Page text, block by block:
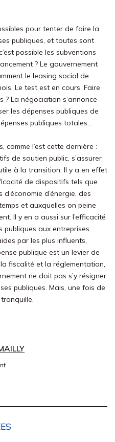
pour tenter de faire la
publiques, et toutes sont
possible les subventions
? Le gouvernement
le leasing social de
Le test est en cours. Faire
La négociation s’annonce
les dépenses publiques de
publiques totales…
comme l’est cette dernière :
de soutien public, s’assurer
à la transition. Il y a en effet
de dispositifs tels que
d’énergie, des
et auxquelles on peine
Il y en a aussi sur l’efficacité
publiques aux entreprises.
par les plus influents,
publique est un levier de
fiscalité et la réglementation,
ne doit pas s’y résigner
publiques. Mais, une fois de